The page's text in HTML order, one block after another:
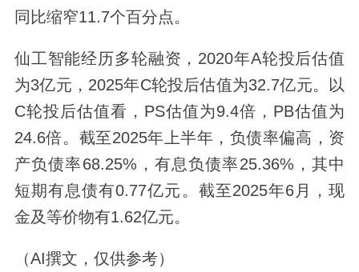
同比缩窄11.7个百分点。
仙工智能经历多轮融资，2020年A轮投后估值
为3亿元，2025年C轮投后估值为32.7亿元。以
C轮投后估值看，PS估值为9.4倍，PB估值为
24.6倍。截至2025年上半年，负债率偏高，资
产负债率68.25%，有息负债率25.36%，其中
短期有息债有0.77亿元。截至2025年6月，现
金及等价物有1.62亿元。
（AI撰文，仅供参考）